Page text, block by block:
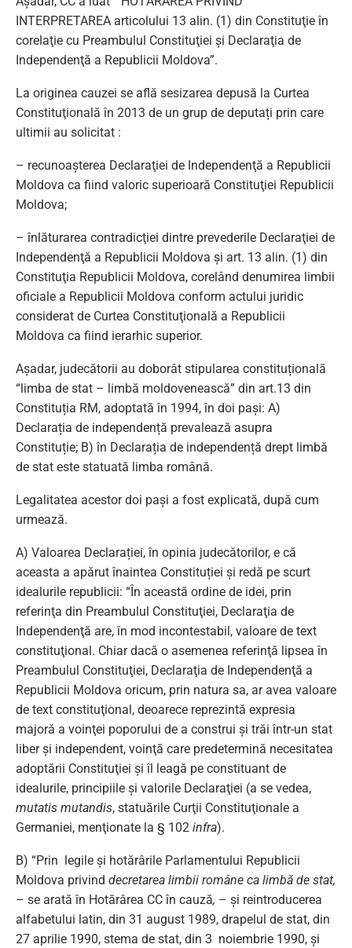
INTERPRETAREA articolului 13 alin. (1) din Constituţie în
corelaţie cu Preambulul Constituţiei şi Declaraţia de
Independenţă a Republicii Moldova”.
La originea cauzei se află sesizarea depusă la Curtea
Constituţională în 2013 de un grup de deputați prin care
ultimii au solicitat :
– recunoaşterea Declaraţiei de Independenţă a Republicii
Moldova ca fiind valoric superioară Constituţiei Republicii
Moldova;
– înlăturarea contradicţiei dintre prevederile Declaraţiei de
Independenţă a Republicii Moldova şi art. 13 alin. (1) din
Constituţia Republicii Moldova, corelând denumirea limbii
oficiale a Republicii Moldova conform actului juridic
considerat de Curtea Constituţională a Republicii
Moldova ca fiind ierarhic superior.
Așadar, judecătorii au doborât stipularea constituțională
“limba de stat – limbă moldovenească” din art.13 din
Constituția RM, adoptată în 1994, în doi pași: A)
Declarația de independență prevalează asupra
Constituție; B) în Declarația de independență drept limbă
de stat este statuată limba română.
Legalitatea acestor doi pași a fost explicată, după cum
urmează.
A) Valoarea Declarației, în opinia judecătorilor, e că
aceasta a apărut înaintea Constituției și redă pe scurt
idealurile republicii: “În această ordine de idei, prin
referinţa din Preambulul Constituţiei, Declaraţia de
Independenţă are, în mod incontestabil, valoare de text
constituţional. Chiar dacă o asemenea referinţă lipsea în
Preambulul Constituţiei, Declaraţia de Independenţă a
Republicii Moldova oricum, prin natura sa, ar avea valoare
de text constituţional, deoarece reprezintă expresia
majoră a voinţei poporului de a construi şi trăi într-un stat
liber şi independent, voinţă care predetermină necesitatea
adoptării Constituţiei şi îl leagă pe constituant de
idealurile, principiile şi valorile Declaraţiei (a se vedea,
mutatis mutandis, statuările Curţii Constituţionale a
Germaniei, menţionate la § 102 infra).
B) “Prin legile şi hotărârile Parlamentului Republicii
Moldova privind decretarea limbii române ca limbă de stat,
– se arată în Hotărârea CC în cauză, – şi reintroducerea
alfabetului latin, din 31 august 1989, drapelul de stat, din
27 aprilie 1990, stema de stat, din 3 noiembrie 1990, şi